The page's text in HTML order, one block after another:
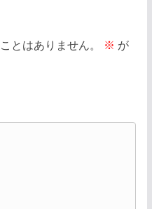
とはありません。 ※ が